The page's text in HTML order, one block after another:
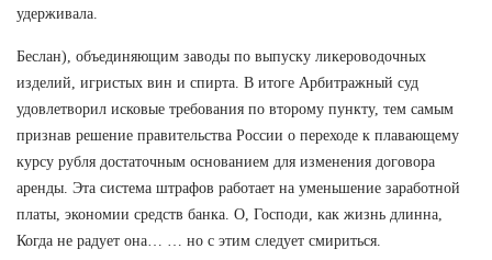
удерживала.
Беслан), объединяющим заводы по выпуску ликероводочных
изделий, игристых вин и спирта. В итоге Арбитражный суд
удовлетворил исковые требования по второму пункту, тем самым
признав решение правительства России о переходе к плавающему
курсу рубля достаточным основанием для изменения договора
аренды. Эта система штрафов работает на уменьшение заработной
платы, экономии средств банка. О, Господи, как жизнь длинна,
Когда не радует она… … но с этим следует смириться.